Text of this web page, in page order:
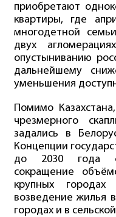
приобретают
квартиры, где
многодетной
двух
опустыниванию
дальнейшему
уменьшения
Помимо
чрезмерного
задались в
Концепции
до 2030 года
сокращение
крупных
возведение жилья
городах и в